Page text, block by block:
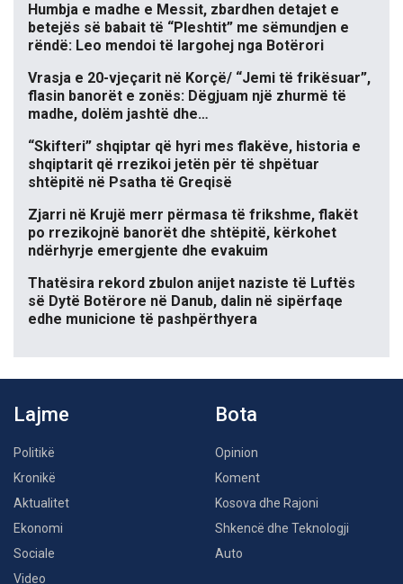
Humbja e madhe e Messit, zbardhen detajet e
betejës së babait të “Pleshtit” me sëmundjen e
rëndë: Leo mendoi të largohej nga Botërori
Vrasja e 20-vjeçarit në Korçë/ “Jemi të frikësuar”,
flasin banorët e zonës: Dëgjuam një zhurmë të
madhe, dolëm jashtë dhe…
“Skifteri” shqiptar që hyri mes flakëve, historia e
shqiptarit që rrezikoi jetën për të shpëtuar
shtëpitë në Psatha të Greqisë
Zjarri në Krujë merr përmasa të frikshme, flakët
po rrezikojnë banorët dhe shtëpitë, kërkohet
ndërhyrje emergjente dhe evakuim
Thatësira rekord zbulon anijet naziste të Luftës
së Dytë Botërore në Danub, dalin në sipërfaqe
edhe municione të pashpërthyera
Lajme
Politikë
Kronikë
Aktualitet
Ekonomi
Sociale
Video
Bota
Opinion
Koment
Kosova dhe Rajoni
Shkencë dhe Teknologji
Auto